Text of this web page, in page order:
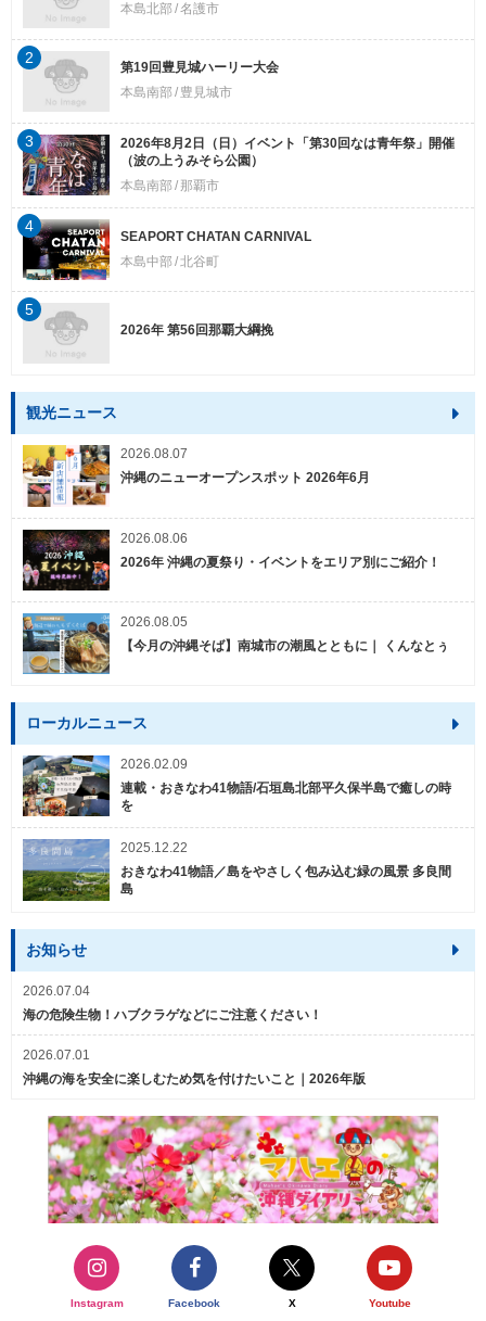
本島北部 名護市
第19回豊見城ハーリー大会
本島南部
豊見城市
2
2026年8月2日（日）イベント「第30回なは青年祭」開催
（波の上うみそら公園）
本島南部
那覇市
3
SEAPORT CHATAN CARNIVAL
本島中部 北谷町
4
2026年 第56回那覇大綱挽
5
観光ニュース
2026.08.07
沖縄のニューオープンスポット 2026年6月
2026.08.06
2026年 沖縄の夏祭り・イベントをエリア別にご紹介！
2026.08.05
【今月の沖縄そば】南城市の潮風とともに｜ くんなとぅ
ローカルニュース
2026.02.09
連載・おきなわ41物語/石垣島北部平久保半島で癒しの時
を
2025.12.22
おきなわ41物語／島をやさしく包み込む緑の風景 多良間
島
お知らせ
2026.07.04
海の危険生物！ハブクラゲなどにご注意ください！
2026.07.01
沖縄の海を安全に楽しむため気を付けたいこと｜2026年版
Instagram Facebook X Youtube